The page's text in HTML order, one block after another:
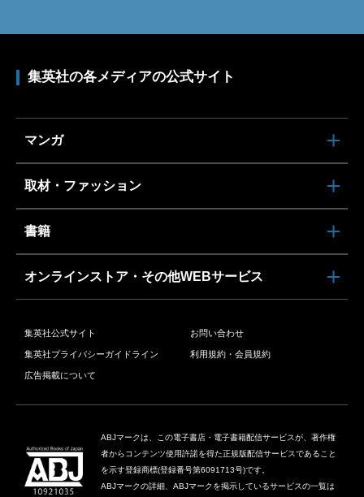
集英社の各メディアの公式サイト
マンガ
取材・ファッション
書籍
オンラインストア・その他WEBサービス
集英社公式サイト お問い合わせ
集英社プライバシーガイドライン 利用規約・会員規約
広告掲載について
ABJマークは、この電子書店・電子書籍配信サービスが、著作権
者からコンテンツ使用許諾を得た正規版配信サービスであること
を示す登録商標(登録番号第6091713号)です。
ABJマークの詳細、ABJマークを掲示しているサービスの一覧は